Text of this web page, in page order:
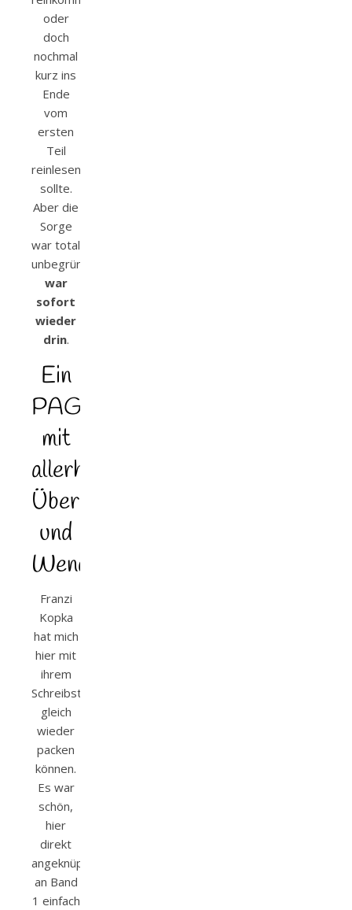
oder
doch
nochmal
kurz ins
Ende
vom
ersten
Teil
reinlesen
sollte.
Aber die
Sorge
war total
unbegründet….
war
sofort
wieder
drin.
Ein
PAGETURNER
mit
allerhand
Überraschungen
und
Wendungen
Franzi
Kopka
hat mich
hier mit
ihrem
Schreibstil
gleich
wieder
packen
können.
Es war
schön,
hier
direkt
angeknüpft
an Band
1 einfach